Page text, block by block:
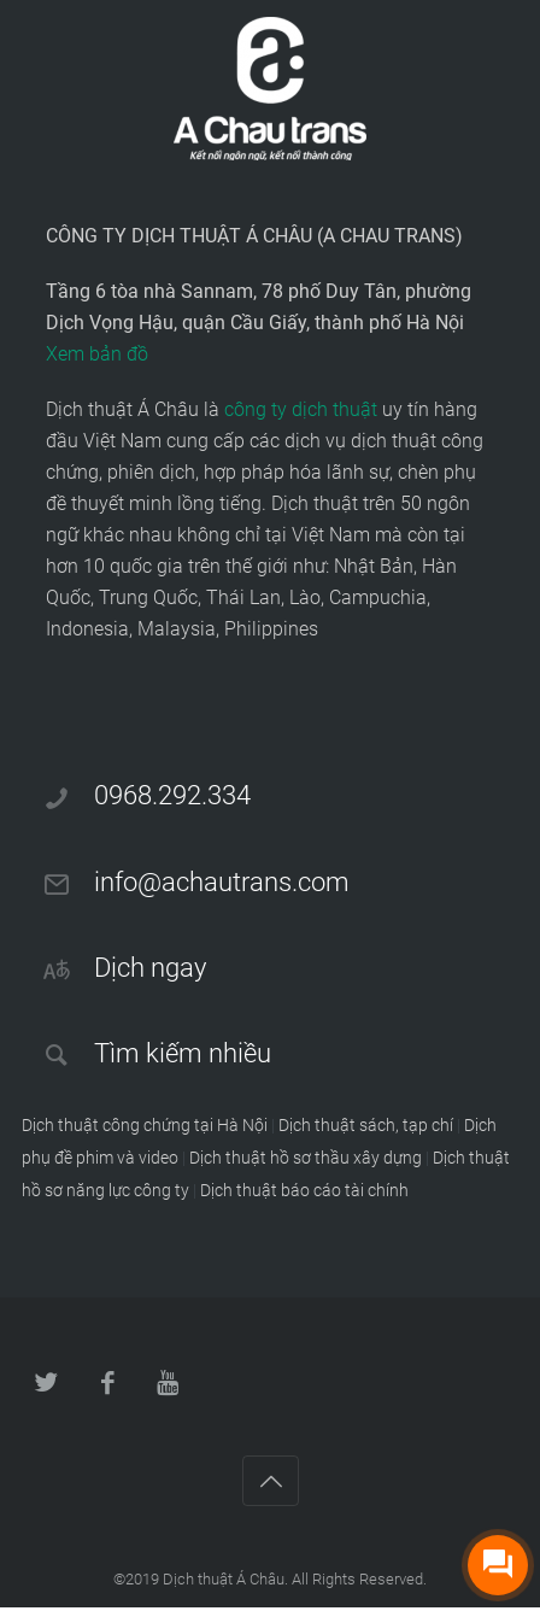
CÔNG TY DỊCH THUẬT Á CHÂU (A CHAU TRANS)
Tầng 6 tòa nhà Sannam, 78 phố Duy Tân, phường
Dịch Vọng Hậu, quận Cầu Giấy, thành phố Hà Nội
Xem bản đồ
Dịch thuật Á Châu là công ty dịch thuậtuy tín hàng
đầu Việt Nam cung cấp các dịch vụ dịch thuật công
chứng, phiên dịch, hợp pháp hóa lãnh sự, chèn phụ
đề thuyết minh lồng tiếng. Dịch thuật trên 50 ngôn
ngữ khác nhau không chỉ tại Việt Nam mà còn tại
hơn 10 quốc gia trên thế giới như: Nhật Bản, Hàn
Quốc, Trung Quốc, Thái Lan, Lào, Campuchia,
Indonesia, Malaysia, Philippines
0968.292.334
info@achautrans.com
Dịch ngay
Tìm kiếm nhiều
Dịch thuật công chứng tại Hà Nội Dịch thuật sách, tạp chí| Dịch
phụ đề phim và video| Dịch thuật hồ sơ thầu xây dựng
Dịch thuật
hồ sơ năng lực công ty| Dịch thuật báo cáo tài chính
©2019 Dịch thuật Á Châu. All Rights Reserved.